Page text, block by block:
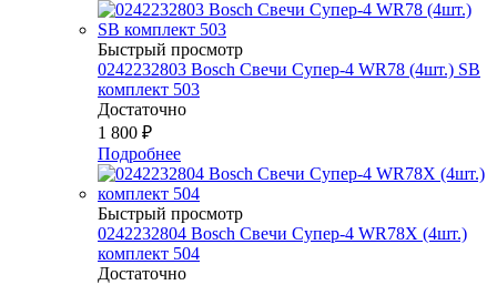
Быстрый просмотр
0242232803 Bosch Свечи Супер-4 WR78 (4шт.) SB
комплект 503
Достаточно
1 800 ₽
Подробнее
Быстрый просмотр
0242232804 Bosch Свечи Супер-4 WR78Х (4шт.)
комплект 504
Достаточно